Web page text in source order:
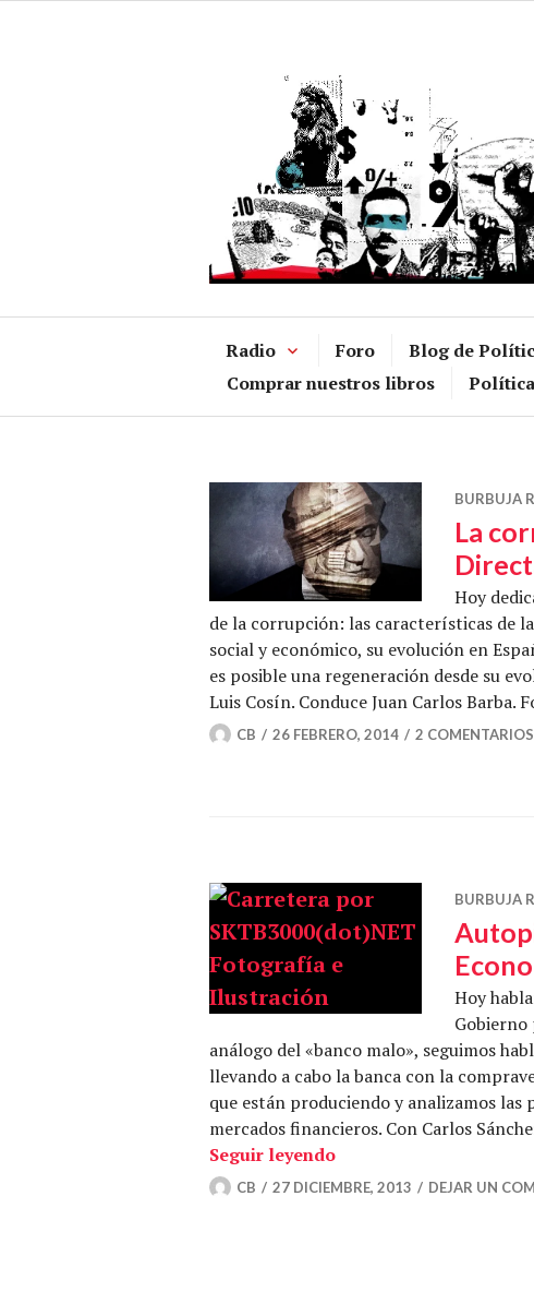
Radio Foro Blog de
Comprar nuestros libros
BURBUJA
La
Hoy
de la corrupción: las características de
social y económico, su evolución en
es posible una regeneración desde su
Luis Cosín. Conduce Juan Carlos Barba.
CB 26 FEBRERO, 2014 2 COMENTARIOS
BURBUJA
Hoy
análogo del «banco malo», seguimos
llevando a cabo la banca con la
que están produciendo y analizamos
mercados financieros. Con Carlos
Seguir leyendoAutopista al
CB 27 DICIEMBRE, 2013 DEJAR UN